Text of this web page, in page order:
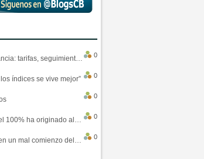
Enviar paquetes a Francia: tarifas, seguimiento y ventajas destacadas
0
índices se vive mejor”
0
0
Se da una señal que el 100% ha originado alzas en las bolsas
0
4 Señales que sugieren un mal comienzo del 3T de la economía EEUU
0